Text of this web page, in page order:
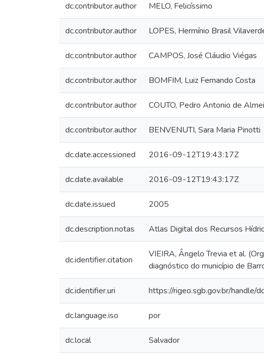
dc.contributor.author MELO, Felicíssimo
dc.contributor.author LOPES, Hermínio Brasil
dc.contributor.author CAMPOS, José Cláudio Viégas
dc.contributor.author BOMFIM, Luiz Fernando Costa
dc.contributor.author COUTO, Pedro Antonio de
dc.contributor.author BENVENUTI, Sara Maria Pinotti
dc.date.accessioned 2016-09-12T19:43:17Z
dc.date.available 2016-09-12T19:43:17Z
dc.date.issued 2005
dc.description.notas Atlas Digital dos Recursos
dc.identifier.citation
VIEIRA, Ângelo Trevia et al.
diagnóstico do município de
dc.identifier.uri https://rigeo.sgb.gov.br/handle/
dc.language.iso por
dc.local Salvador